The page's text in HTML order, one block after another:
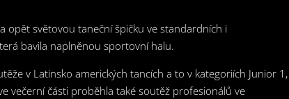
opět světovou taneční špičku ve standardních i
bavila naplněnou sportovní halu.
v Latinsko amerických tancích a to v kategoriích Junior 1,
večerní části proběhla také soutěž profesionálů ve